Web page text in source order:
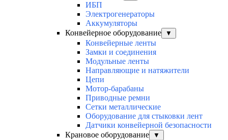
ИБП
Электрогенераторы
Аккумуляторы
Конвейерное оборудование
▼
Конвейерные ленты
Замки и соединения
Модульные ленты
Направляющие и натяжители
Цепи
Мотор-барабаны
Приводные ремни
Сетки металлические
Оборудование для стыковки лент
Датчики конвейерной безопасности
Крановое оборудование
▼